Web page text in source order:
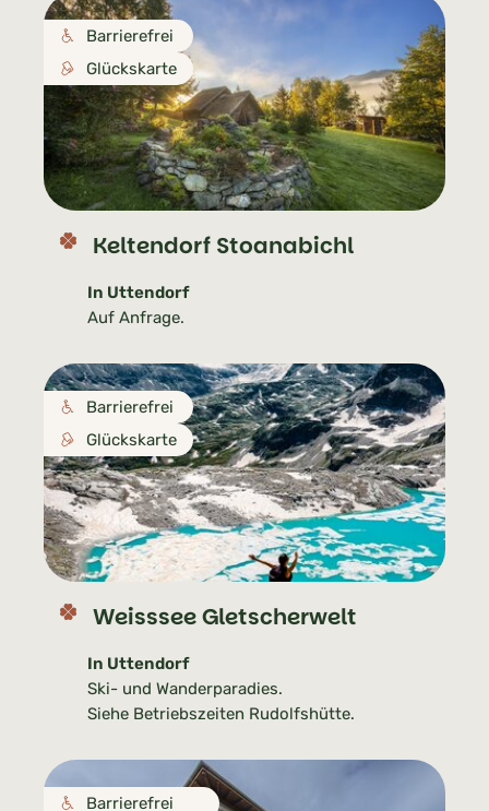
Barrierefrei
Glückskarte
Keltendorf Stoanabichl
In Uttendorf
Auf Anfrage.
Barrierefrei
Glückskarte
Weisssee Gletscherwelt
In Uttendorf
Ski- und Wanderparadies.
Siehe Betriebszeiten Rudolfshütte.
Barrierefrei